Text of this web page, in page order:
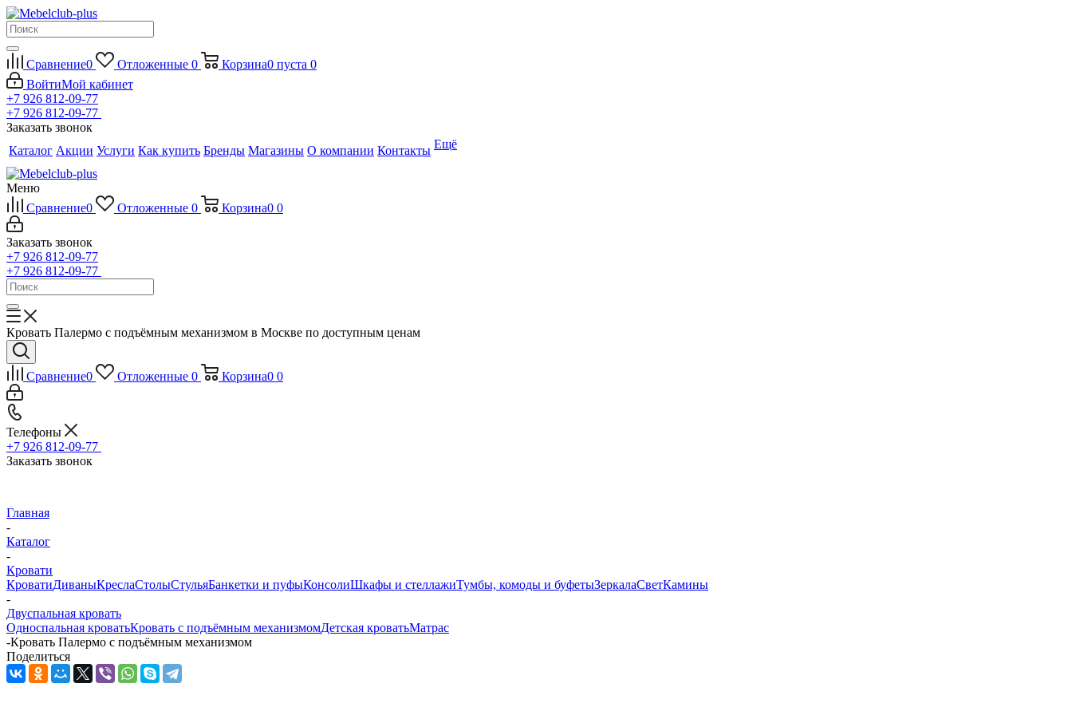
Сравнение0 Отложенные 0 Корзина0 пуста 0
ВойтиМой кабинет
+7 926 812-09-77
+7 926 812-09-77
Заказать звонок
Каталог Акции Услуги Как купить Бренды Магазины О компании Контакты Ещё
Меню
Сравнение0 Отложенные 0 Корзина0 0
Заказать звонок
+7 926 812-09-77
+7 926 812-09-77
Кровать Палермо с подъёмным механизмом в Москве по доступным ценам
Сравнение0 Отложенные 0 Корзина0 0
Телефоны
+7 926 812-09-77
Заказать звонок
Главная
-
Каталог
-
Кровати
КроватиДиваныКреслаСтолыСтульяБанкетки и пуфыКонсолиШкафы и стеллажиТумбы, комоды и буфетыЗеркалаСветКамины
-
Двуспальная кровать
Односпальная кроватьКровать с подъёмным механизмомДетская кроватьМатрас
-Кровать Палермо с подъёмным механизмом
Поделиться